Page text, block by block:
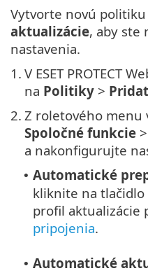
Vytvorte novú politiku
aktualizácie, aby ste
nastavenia.
1. V ESET PROTECT
na Politiky > Pridať
2. Z roletového menu
Spoločné funkcie >
a nakonfigurujte
• Automatické
kliknite na tlačidlo
profil aktualizácie
pripojenia.
• Automatické